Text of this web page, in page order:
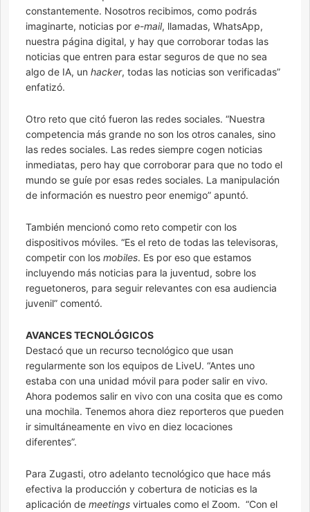
constantemente. Nosotros recibimos, como podrás
imaginarte, noticias por e-mail, llamadas, WhatsApp,
nuestra página digital, y hay que corroborar todas las
noticias que entren para estar seguros de que no sea
algo de IA, un hacker, todas las noticias son verificadas”
enfatizó.
Otro reto que citó fueron las redes sociales. “Nuestra
competencia más grande no son los otros canales, sino
las redes sociales. Las redes siempre cogen noticias
inmediatas, pero hay que corroborar para que no todo el
mundo se guíe por esas redes sociales. La manipulación
de información es nuestro peor enemigo” apuntó.
También mencionó como reto competir con los
dispositivos móviles. “Es el reto de todas las televisoras,
competir con los mobiles. Es por eso que estamos
incluyendo más noticias para la juventud, sobre los
reguetoneros, para seguir relevantes con esa audiencia
juvenil” comentó.
AVANCES TECNOLÓGICOS
Destacó que un recurso tecnológico que usan
regularmente son los equipos de LiveU. “Antes uno
estaba con una unidad móvil para poder salir en vivo.
Ahora podemos salir en vivo con una cosita que es como
una mochila. Tenemos ahora diez reporteros que pueden
ir simultáneamente en vivo en diez locaciones
diferentes”.
Para Zugasti, otro adelanto tecnológico que hace más
efectiva la producción y cobertura de noticias es la
aplicación de meetings virtuales como el Zoom. “Con el